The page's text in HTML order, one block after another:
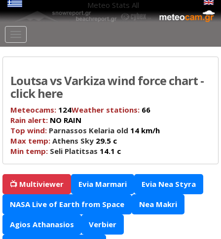
Meteo Stats All
Loutsa vs Varkiza wind force chart -
click here
Meteocams: 124Weather stations: 66
Rain alert: NO RAIN
Top wind: Parnassos Kelaria old 14 km/h
Max temp: Athens Sky 29.5 c
Min temp: Seli Platitsas 14.1 c
📺 Multiviewer Evia Marmari Evia Nea Styra
NASA Live of Earth from Space Nea Makri
Agios Athanasios Verbier